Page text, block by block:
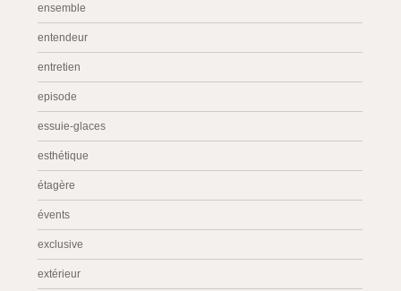
ensemble
entendeur
entretien
episode
essuie-glaces
esthétique
étagère
évents
exclusive
extérieur